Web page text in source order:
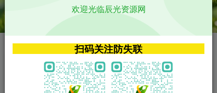
VIP特权介绍 APP源码
VIP特权介绍
火
VIP特权介绍
影视源码
影视源码
欢迎光临辰光资源网
扫码关注防失联